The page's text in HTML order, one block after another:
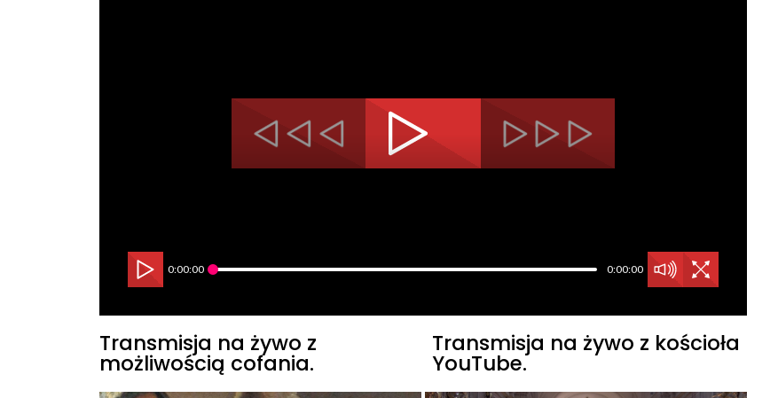
0:00:00 0:00:00
Transmisja na żywo z
możliwością cofania.
Transmisja na żywo z kościoła
YouTube.